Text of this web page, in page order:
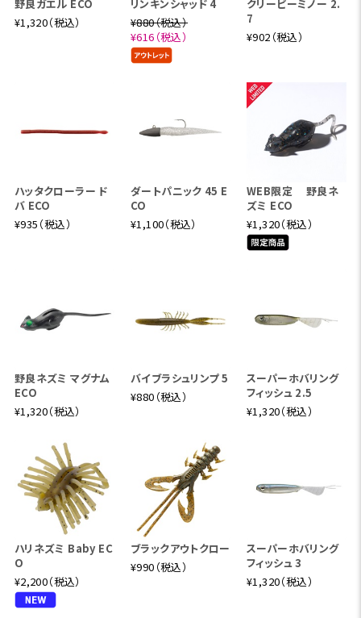
野良ガエル ECO
¥1,320（税込）
リンキンシャッド 4
¥880（税込）
¥616（税込）
クリーピーミノー 2.
7
¥902（税込）
ハッタクローラー ド
バ ECO
¥935（税込）
ダートパニック 45 E
CO
¥1,100（税込）
WEB限定 野良ネ
ズミ ECO
¥1,320（税込）
野良ネズミ マグナム
ECO
¥1,320（税込）
バイブラシュリンプ 5
¥880（税込）
スーパーホバリング
フィッシュ 2.5
¥1,320（税込）
ハリネズミ Baby EC
O
¥2,200（税込）
ブラックアウトクロー
¥990（税込）
スーパーホバリング
フィッシュ 3
¥1,320（税込）